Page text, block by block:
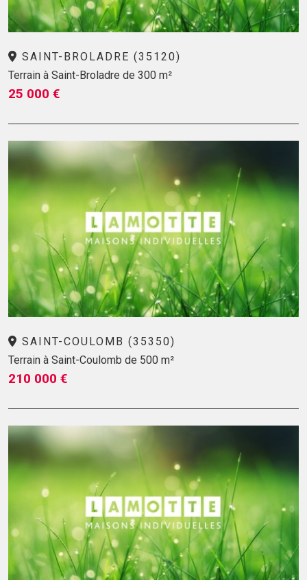
SAINT-BROLADRE (35120)
Terrain à Saint-Broladre de 300 m²
25 000 €
SAINT-COULOMB (35350)
Terrain à Saint-Coulomb de 500 m²
210 000 €